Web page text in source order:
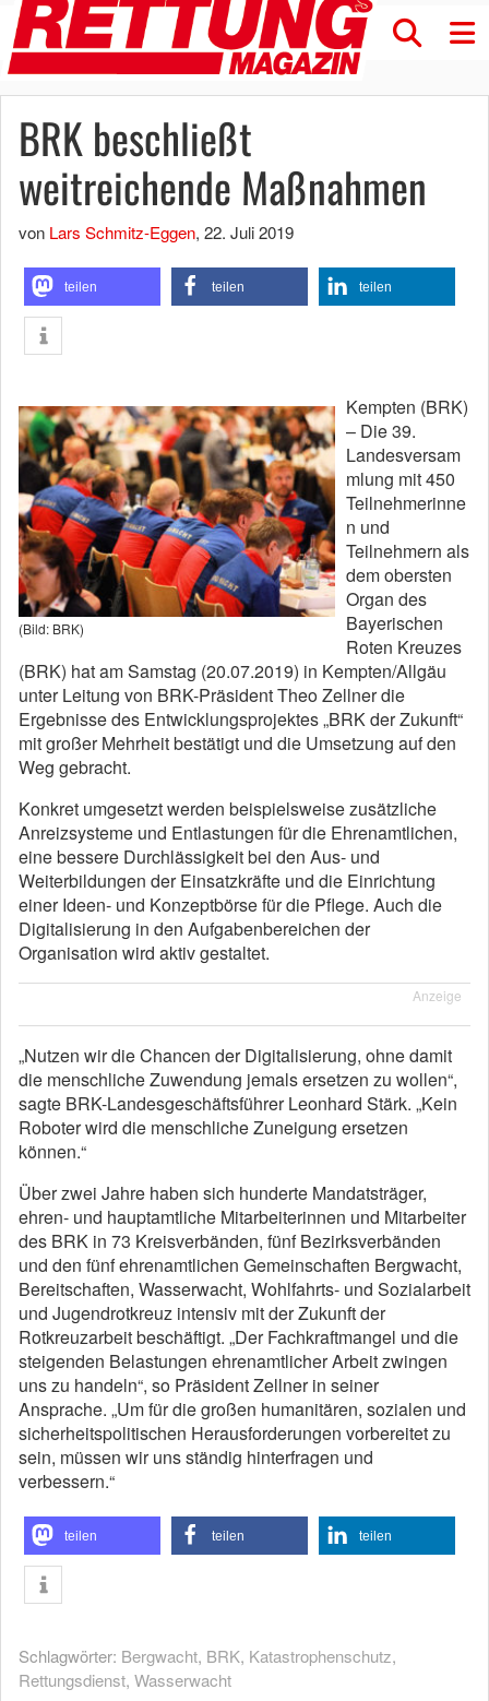
BRK beschließt
weitreichende Maßnahmen
von Lars Schmitz-Eggen, 22. Juli 2019
teilen teilen teilen
(Bild: BRK)
Kempten (BRK)
– Die 39.
Landesversam
mlung mit 450
Teilnehmerinne
n und
Teilnehmern als
dem obersten
Organ des
Bayerischen
Roten Kreuzes
(BRK) hat am Samstag (20.07.2019) in Kempten/Allgäu
unter Leitung von BRK-Präsident Theo Zellner die
Ergebnisse des Entwicklungsprojektes „BRK der Zukunft“
mit großer Mehrheit bestätigt und die Umsetzung auf den
Weg gebracht.
Konkret umgesetzt werden beispielsweise zusätzliche
Anreizsysteme und Entlastungen für die Ehrenamtlichen,
eine bessere Durchlässigkeit bei den Aus- und
Weiterbildungen der Einsatzkräfte und die Einrichtung
einer Ideen- und Konzeptbörse für die Pflege. Auch die
Digitalisierung in den Aufgabenbereichen der
Organisation wird aktiv gestaltet.
Anzeige
„Nutzen wir die Chancen der Digitalisierung, ohne damit
die menschliche Zuwendung jemals ersetzen zu wollen“,
sagte BRK-Landesgeschäftsführer Leonhard Stärk. „Kein
Roboter wird die menschliche Zuneigung ersetzen
können.“
Über zwei Jahre haben sich hunderte Mandatsträger,
ehren- und hauptamtliche Mitarbeiterinnen und Mitarbeiter
des BRK in 73 Kreisverbänden, fünf Bezirksverbänden
und den fünf ehrenamtlichen Gemeinschaften Bergwacht,
Bereitschaften, Wasserwacht, Wohlfahrts- und Sozialarbeit
und Jugendrotkreuz intensiv mit der Zukunft der
Rotkreuzarbeit beschäftigt. „Der Fachkraftmangel und die
steigenden Belastungen ehrenamtlicher Arbeit zwingen
uns zu handeln“, so Präsident Zellner in seiner
Ansprache. „Um für die großen humanitären, sozialen und
sicherheitspolitischen Herausforderungen vorbereitet zu
sein, müssen wir uns ständig hinterfragen und
verbessern.“
teilen teilen teilen
Schlagwörter: Bergwacht, BRK, Katastrophenschutz,
Rettungsdienst, Wasserwacht